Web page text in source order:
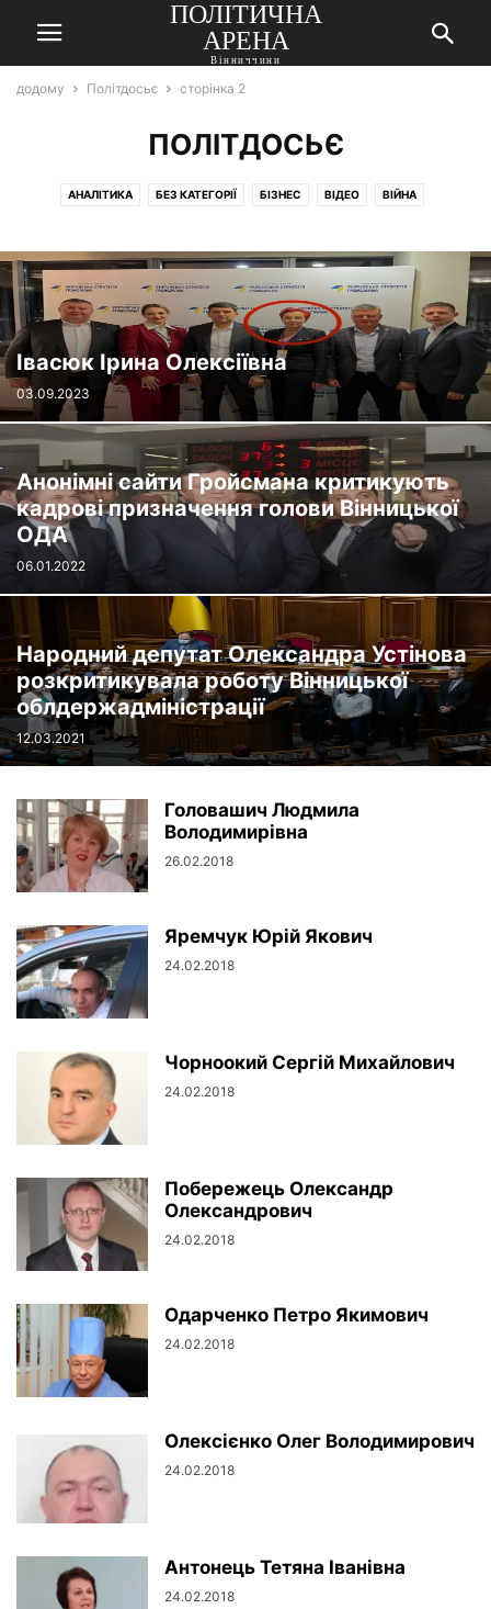
ПОЛІТИЧНА
АРЕНА
Вінниччини
додому Політдосьє сторінка 2
ПОЛІТДОСЬЄ
АНАЛІТИКА БЕЗ КАТЕГОРІЇ БІЗНЕС ВІДЕО ВІЙНА
ПОЛІТДОСЬЄ РЕПУТАЦІЯ ТОП-СТАТТІ
Івасюк Ірина Олексіївна
03.09.2023
Анонімні сайти Гройсмана критикують
кадрові призначення голови Вінницької
ОДА
06.01.2022
Народний депутат Олександра Устінова
розкритикувала роботу Вінницької
облдержадміністрації
12.03.2021
Головашич Людмила
Володимирівна
26.02.2018
Яремчук Юрій Якович
24.02.2018
Чорноокий Сергій Михайлович
24.02.2018
Побережець Олександр
Олександрович
24.02.2018
Одарченко Петро Якимович
24.02.2018
Олексієнко Олег Володимирович
24.02.2018
Антонець Тетяна Іванівна
24.02.2018